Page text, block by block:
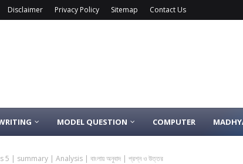
Disclaimer Privacy Policy Sitemap Contact Us
MODEL QUESTION COMPUTER
| summary | Analysis | বাংলায় অনুবাদ | প্রশ্ন ও উত্তর